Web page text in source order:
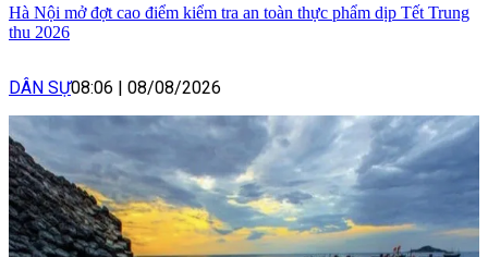
Hà Nội mở đợt cao điểm kiểm tra an toàn thực phẩm dịp Tết Trung
thu 2026
DÂN SỰ08:06 | 08/08/2026